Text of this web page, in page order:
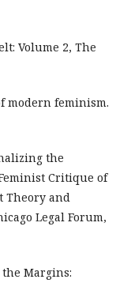
Volume 2, The
modern feminism.
the
Critique of
Theory and
Legal Forum,
Margins: